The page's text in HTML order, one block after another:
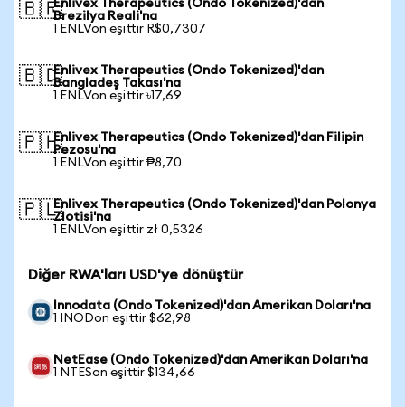
🇧🇷Enlivex Therapeutics (Ondo Tokenized)'dan
Brezilya Reali'na
1 ENLVon eşittir R$0,7307
🇧🇩Enlivex Therapeutics (Ondo Tokenized)'dan
Bangladeş Takası'na
1 ENLVon eşittir ৳17,69
🇵🇭Enlivex Therapeutics (Ondo Tokenized)'dan Filipin
Pezosu'na
1 ENLVon eşittir ₱8,70
🇵🇱Enlivex Therapeutics (Ondo Tokenized)'dan Polonya
Zlotisi'na
1 ENLVon eşittir zł 0,5326
Diğer RWA'ları USD'ye dönüştür
Innodata (Ondo Tokenized)'dan Amerikan Doları'na
1 INODon eşittir $62,98
NetEase (Ondo Tokenized)'dan Amerikan Doları'na
1 NTESon eşittir $134,66